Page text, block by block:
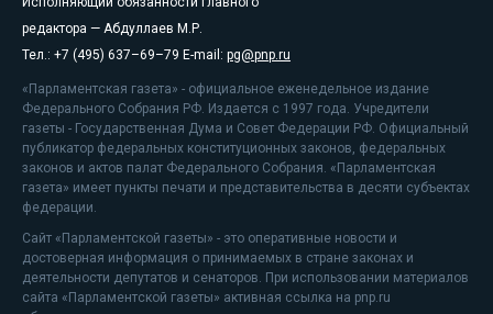
редактора — Абдуллаев М.Р.
Тел.: +7 (495) 637–69–79 E-mail: pg@pnp.ru
«Парламентская газета» - официальное еженедельное издание
Федерального Собрания РФ. Издается с 1997 года. Учредители
газеты - Государственная Дума и Совет Федерации РФ. Официальный
публикатор федеральных конституционных законов, федеральных
законов и актов палат Федерального Собрания. «Парламентская
газета» имеет пункты печати и представительства в десяти субъектах
федерации.
Сайт «Парламентской газеты» - это оперативные новости и
достоверная информация о принимаемых в стране законах и
деятельности депутатов и сенаторов. При использовании материалов
сайта «Парламентской газеты» активная ссылка на pnp.ru